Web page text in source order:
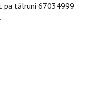
pa tālruni 67034999
.